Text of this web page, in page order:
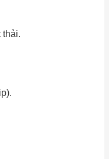
thải.